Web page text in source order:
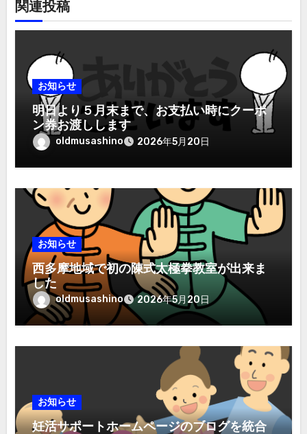
関連投稿
お知らせ
明日より５月末まで、お支払い時にクーポ
ン券お渡しします
oldmusashino 2026年5月20日
お知らせ
西多摩地域で初の陳式太極拳教室が出来ま
した
oldmusashino 2026年5月20日
お知らせ
妊活サポートホームページのブログを統合